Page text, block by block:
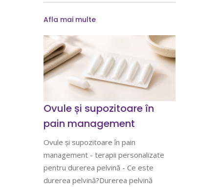
Afla mai multe
Ovule și supozitoare în
pain management
Ovule și supozitoare în pain
management - terapii personalizate
pentru durerea pelvină - Ce este
durerea pelvină?Durerea pelvină